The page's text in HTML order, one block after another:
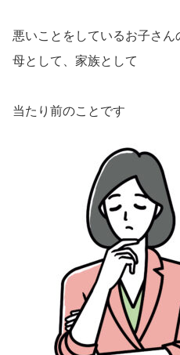
悪いことをしているお子さ
母として、家族として
当たり前のことです